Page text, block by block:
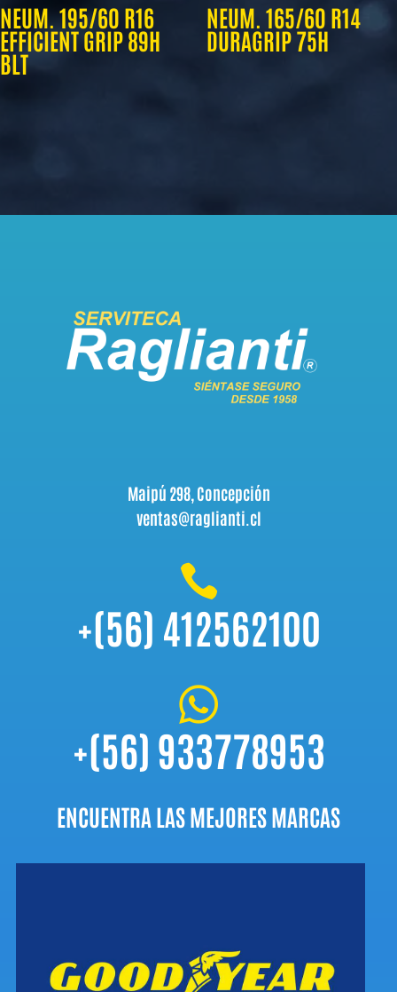
NEUM. 195/60 R16
EFFICIENT GRIP 89H
BLT
NEUM. 165/60 R14
DURAGRIP 75H
Maipú 298, Concepción
ventas@raglianti.cl

+(56) 412562100

+(56) 933778953
ENCUENTRA LAS MEJORES MARCAS